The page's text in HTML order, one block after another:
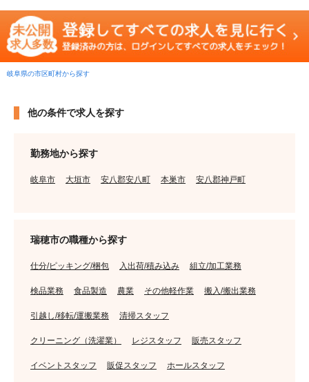
岐阜県の市区町村から探す
他の条件で求人を探す
勤務地から探す
岐阜市 大垣市 安八郡安八町 本巣市 安八郡神戸町
瑞穂市の職種から探す
仕分/ピッキング/梱包 入出荷/積み込み 組立/加工業務
検品業務 食品製造 農業 その他軽作業 搬入/搬出業務
引越し/移転/運搬業務 清掃スタッフ
クリーニング（洗濯業） レジスタッフ 販売スタッフ
イベントスタッフ 販促スタッフ ホールスタッフ